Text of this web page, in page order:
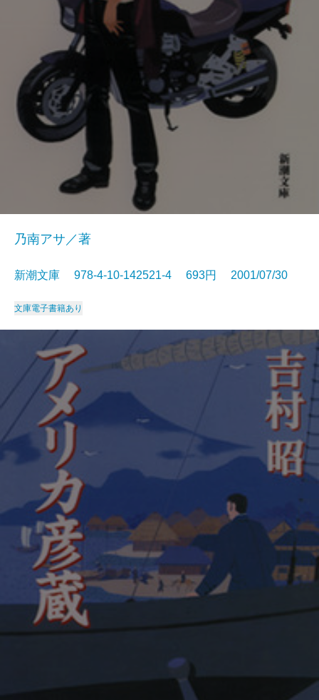
乃南アサ／著
新潮文庫 978-4-10-142521-4 693円 2001/07/30
文庫電子書籍あり